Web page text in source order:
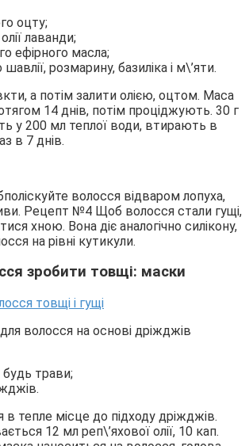
оцту;
лаванди;
ефірного масла;
розмарину, базиліка і м\’яти.
а потім залити олією, оцтом. Маса
14 днів, потім проціджують. 30 г
у 200 мл теплої води, втирають в
в 7 днів.
волосся відваром лопуха,
Рецепт №4 Щоб волосся стали гущі,
хною. Вона діє аналогічно силікону,
на рівні кутикули.
зробити товщі: маски
волосся на основі дріжджів
будь трави;
тепле місце до підходу дріжджів.
12 мл реп\’яхової олії, 10 кап.